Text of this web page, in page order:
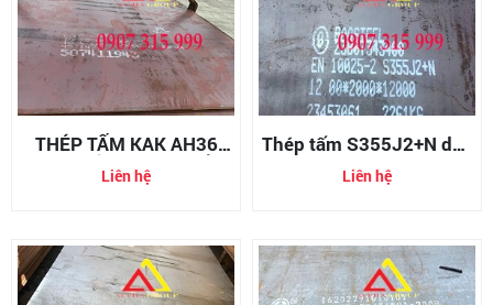
THÉP TẤM KAK AH36
NHẬT BẢN - THÉP TẤM
ĐĂNG KIỂM THEO TIÊU
Liên hệ
Thép tấm S355J2+N dày
12ly/12mm
Liên hệ